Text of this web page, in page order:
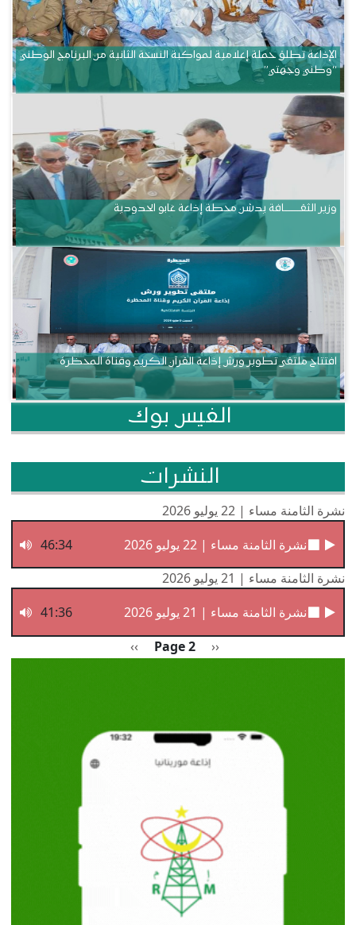
الإذاعة تطلق حملة إعلامية لمواكبة النسخة الثانية من البرنامج الوطني
“وطني وجهتي”
وزير الثقــــــــــافة يدشن محطة إذاعة غابو الحدودية
افتتاح ملتقى تطوير ورش إذاعة القرآن الكريم وقناة المحظرة
الفيس بوك
النشرات
نشرة الثامنة مساء | 22 يوليو 2026
نشرة الثامنة مساء | 22 يوليو 2026
46:34
نشرة الثامنة مساء | 21 يوليو 2026
نشرة الثامنة مساء | 21 يوليو 2026
41:36
Previous page
‹‹
Page 2 الصفحة التالية
››